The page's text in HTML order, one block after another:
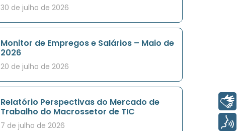
30 de julho de 2026
Monitor de Empregos e Salários – Maio de
2026
20 de julho de 2026
Relatório Perspectivas do Mercado de
Trabalho do Macrossetor de TIC
7 de julho de 2026